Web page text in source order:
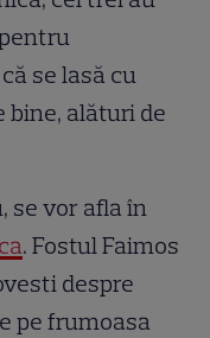
se lasă cu
bine, alături de
se vor afla în
. Fostul Faimos
despre
pe frumoasa